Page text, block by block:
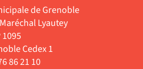
de Grenoble
Lyautey
1095
Cedex 1
86 21 10